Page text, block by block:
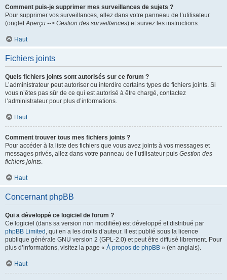
Comment puis-je supprimer mes surveillances de sujets ?
Pour supprimer vos surveillances, allez dans votre panneau de l’utilisateur
(ongletAperçu --> Gestion des surveillances) et suivez les instructions.
Haut
Fichiers joints
Quels fichiers joints sont autorisés sur ce forum ?
L’administrateur peut autoriser ou interdire certains types de fichiers joints. Si
vous n’êtes pas sûr de ce qui est autorisé à être chargé, contactez
l’administrateur pour plus d’informations.
Haut
Comment trouver tous mes fichiers joints ?
Pour accéder à la liste des fichiers que vous avez joints à vos messages et
messages privés, allez dans votre panneau de l’utilisateur puis Gestion des
fichiers joints.
Haut
Concernant phpBB
Qui a développé ce logiciel de forum ?
Ce logiciel (dans sa version non modifiée) est développé et distribué par
phpBB Limited , qui en a les droits d’auteur. Il est publié sous la licence
publique générale GNU version 2 (GPL-2.0) et peut être diffusé librement. Pour
plus d’informations, visitez la page « À propos de phpBB » (en anglais).
Haut